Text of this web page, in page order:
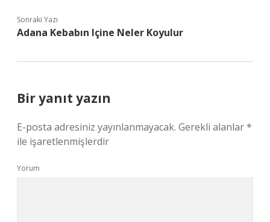
Sonraki Yazı
Adana Kebabın Içine Neler Koyulur
Bir yanıt yazın
E-posta adresiniz yayınlanmayacak. Gerekli alanlar*
ile işaretlenmişlerdir
Yorum